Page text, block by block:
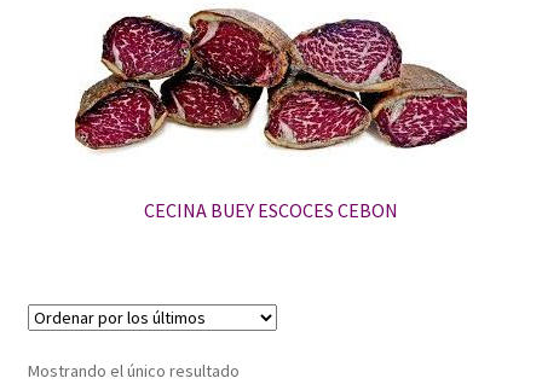
CECINA BUEY ESCOCES CEBON
Mostrando el único resultado